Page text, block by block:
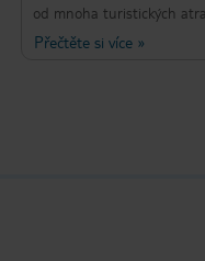
od mnoha turistických
veřejné dopravy. Čisté,
prezentované a
Přečtěte si více»